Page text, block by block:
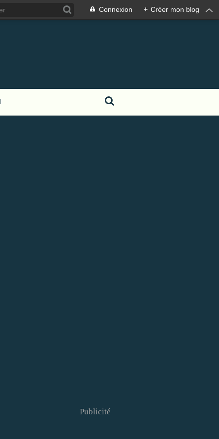
Connexion + Créer mon blog
Publicité